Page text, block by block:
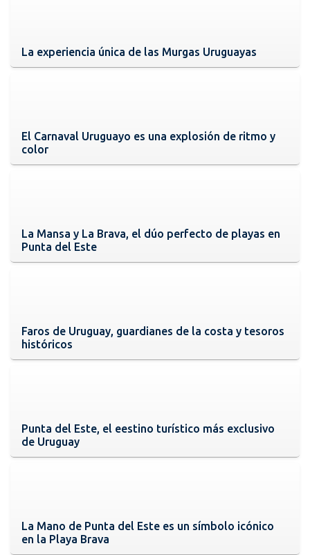
La experiencia única de las Murgas Uruguayas
El Carnaval Uruguayo es una explosión de ritmo y
color
La Mansa y La Brava, el dúo perfecto de playas en
Punta del Este
Faros de Uruguay, guardianes de la costa y tesoros
históricos
Punta del Este, el eestino turístico más exclusivo
de Uruguay
La Mano de Punta del Este es un símbolo icónico
en la Playa Brava